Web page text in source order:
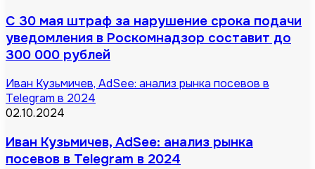
С 30 мая штраф за нарушение срока подачи
уведомления в Роскомнадзор составит до
300 000 рублей
Иван Кузьмичев, AdSee: анализ рынка посевов в
Telegram в 2024
02.10.2024
Иван Кузьмичев, AdSee: анализ рынка
посевов в Telegram в 2024